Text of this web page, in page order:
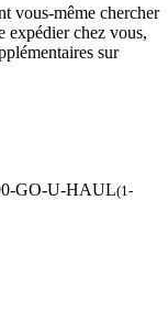
vous-même chercher
expédier chez vous,
sur
GO-U-HAUL(1-